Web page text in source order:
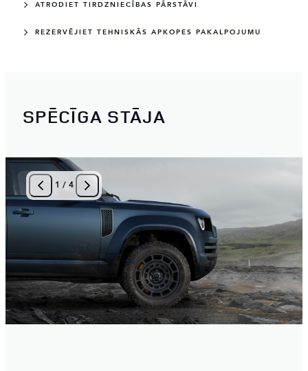
ATRODIET TIRDZNIECĪBAS PĀRSTĀVI
REZERVĒJIET TEHNISKĀS APKOPES PAKALPOJUMU
SPĒCĪGA STĀJA
1 / 4